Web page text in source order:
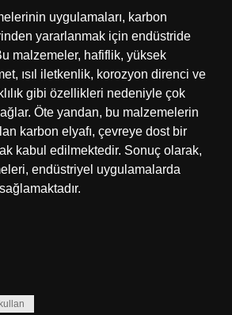
uygulamaları, karbon
yararlanmak için endüstride
malzemeler, hafiflik, yüksek
ısıl iletkenlik, korozyon direnci ve
gibi özellikleri nedeniyle çok
Öte yandan, bu malzemelerin
karbon elyafı, çevreye dost bir
kabul edilmektedir. Sonuç olarak,
endüstriyel uygulamalarda
kullan